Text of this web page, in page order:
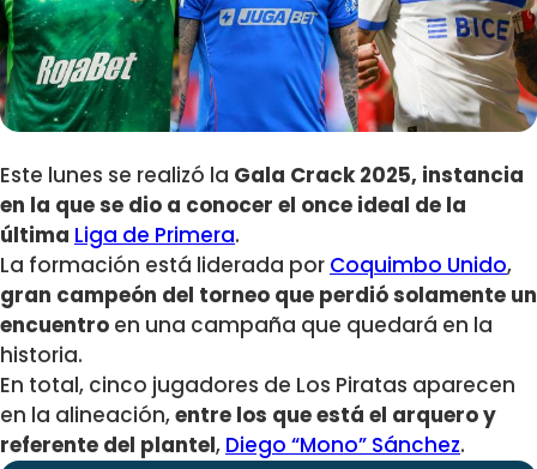
Este lunes se realizó la Gala Crack 2025, instancia
en la que se dio a conocer el once ideal de la
última Liga de Primera.
La formación está liderada por Coquimbo Unido,
gran campeón del torneo que perdió solamente un
encuentro en una campaña que quedará en la
historia.
En total, cinco jugadores de Los Piratas aparecen
en la alineación,entre los que está el arquero y
referente del plantel, Diego “Mono” Sánchez.